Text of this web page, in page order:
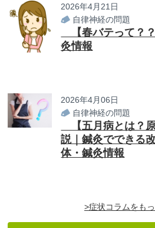
2026年4月21日
自律神経の問題
【春バテって？
灸情報
2026年4月06日
自律神経の問題
【五月病とは？
説｜鍼灸でできる
体・鍼灸情報
>症状コラムをも